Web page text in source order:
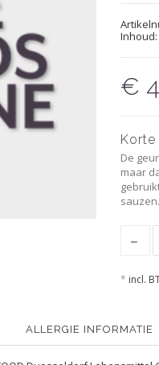
Inhoud:
€
De
maar
sauzen.
* incl.
ALLERGIE INFORMATIE